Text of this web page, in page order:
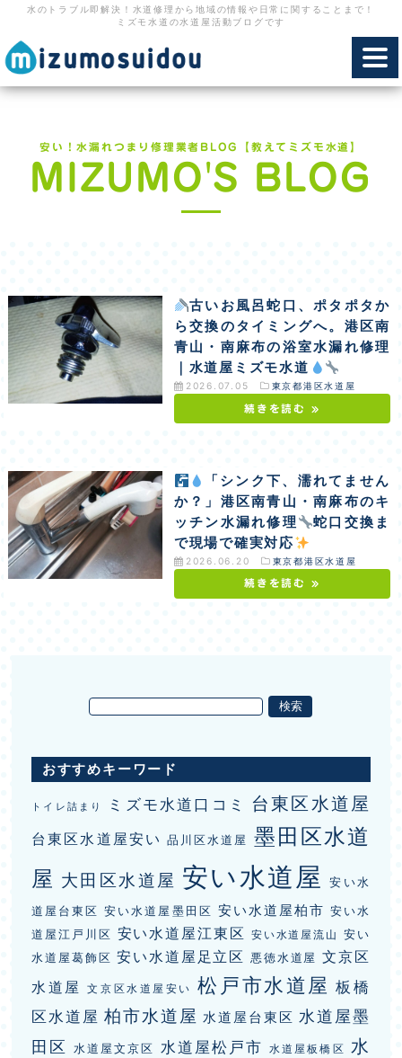
水のトラブル即解決！水道修理から地域の情報や日常に関することまで！
ミズモ水道の水道屋活動ブログです
安い！水漏れつまり修理業者BLOG【教えてミズモ水道】
MIZUMO'S BLOG
古いお風呂蛇口、ポタポタか
ら交換のタイミングへ。港区南
青山・南麻布の浴室水漏れ修理
｜水道屋ミズモ水道
2026.07.05 東京都港区水道屋
続きを読む »
「シンク下、濡れてません
か？」港区南青山・南麻布のキ
ッチン水漏れ修理
蛇口交換ま
で現場で確実対応
2026.06.20 東京都港区水道屋
続きを読む »
おすすめキーワード
トイレ詰まり ミズモ水道口コミ 台東区水道屋
台東区水道屋安い 品川区水道屋
墨田区水道
屋 大田区水道屋 安い水道屋
安い水
道屋台東区 安い水道屋墨田区 安い水道屋柏市 安い水
道屋江戸川区 安い水道屋江東区 安い水道屋流山
安い
水道屋葛飾区 安い水道屋足立区 悪徳水道屋
文京区
水道屋
文京区水道屋安い 松戸市水道屋 板橋
区水道屋 柏市水道屋 水道屋台東区 水道屋墨
田区
水道屋文京区 水道屋松戸市 水道屋板橋区
水